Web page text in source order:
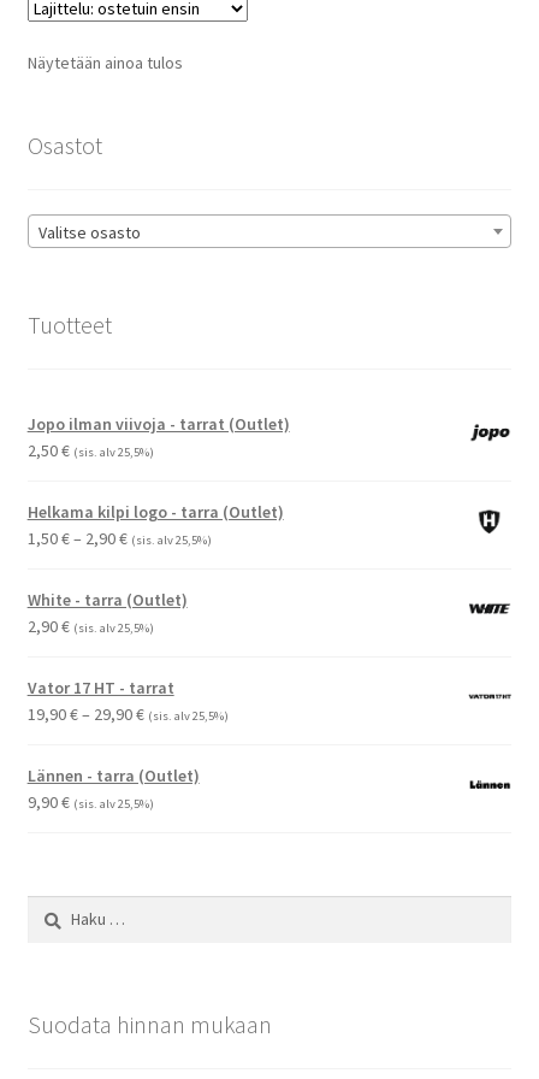
Näytetään ainoa tulos
Osastot
Valitse osasto
Tuotteet
Jopo ilman viivoja - tarrat (Outlet)
2,50€ (sis. alv 25,5%)
Helkama kilpi logo - tarra (Outlet)
1,50€– 2,90€Hintaluokka:
-
2,90 €
(sis. alv 25,5%)
White - tarra (Outlet)
2,90€ (sis. alv 25,5%)
Vator 17 HT - tarrat
19,90€– 29,90€Hintaluokka:
-
29,90 €
(sis. alv 25,5%)
Lännen - tarra (Outlet)
9,90€ (sis. alv 25,5%)
Suodata hinnan mukaan